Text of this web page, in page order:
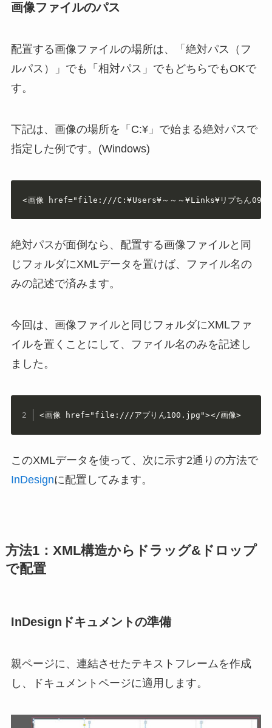
画像ファイルのパス
配置する画像ファイルの場所は、「絶対パス（フ
ルパス）」でも「相対パス」でもどちらでもOKで
す。
下記は、画像の場所を「C:¥」で始まる絶対パスで
指定した例です。(Windows)
<画像 href="file:///C:¥Users¥～～～¥Links¥リプちん
絶対パスが面倒なら、配置する画像ファイルと同
じフォルダにXMLデータを置けば、ファイル名の
みの記述で済みます。
今回は、画像ファイルと同じフォルダにXMLファ
イルを置くことにして、ファイル名のみを記述し
ました。
<画像 href="file:///アプりん100.jpg"></画像>
このXMLデータを使って、次に示す2通りの方法で
InDesignに配置してみます。
方法1：XML構造からドラッグ&ドロップ
で配置
InDesignドキュメントの準備
親ページに、連結させたテキストフレームを作成
し、ドキュメントページに適用します。